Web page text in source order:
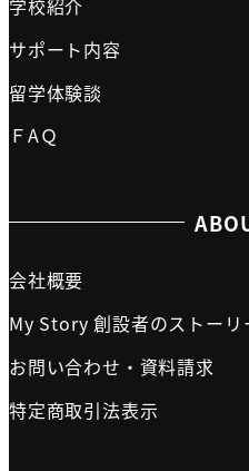
学校紹介
サポート内容
留学体験談
ＦAＱ
会社概要
My Story 創設者のストーリ
お問い合わせ・資料請求
特定商取引法表示